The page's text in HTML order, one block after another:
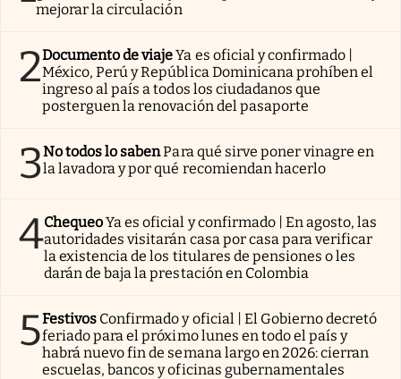
mejorar la circulación
2Documento de viajeYa es oficial y confirmado |
México, Perú y República Dominicana prohíben el
ingreso al país a todos los ciudadanos que
posterguen la renovación del pasaporte
3No todos lo sabenPara qué sirve poner vinagre en
la lavadora y por qué recomiendan hacerlo
4ChequeoYa es oficial y confirmado | En agosto, las
autoridades visitarán casa por casa para verificar
la existencia de los titulares de pensiones o les
darán de baja la prestación en Colombia
5Festivos Confirmado y oficial | El Gobierno decretó
feriado para el próximo lunes en todo el país y
habrá nuevo fin de semana largo en 2026: cierran
escuelas, bancos y oficinas gubernamentales